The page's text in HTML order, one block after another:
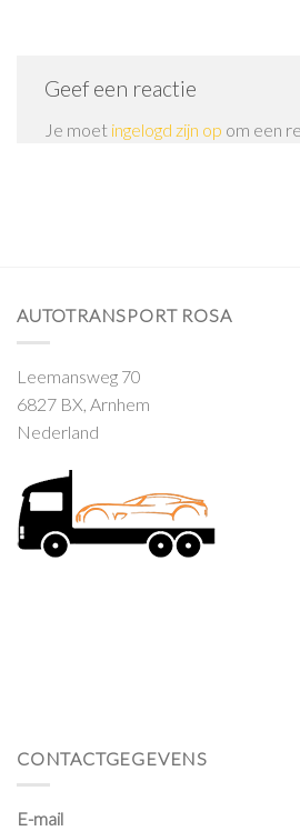
Geef een reactie
Je moet ingelogd zijn op om een
AUTOTRANSPORT ROSA
Leemansweg 70
6827 BX, Arnhem
Nederland
CONTACTGEGEVENS
E-mail